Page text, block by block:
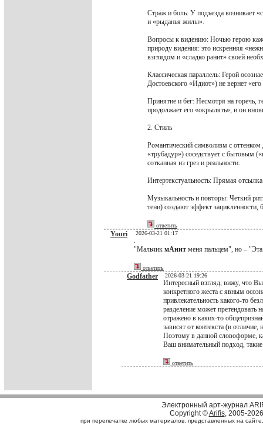
Страж и боль: У подъезда возникает
и «рыданья жилы».
Вопросы к видению: Ночью герою
природу видения: это искренняя
взглядом и «сладко ранит» своей
Классическая параллель: Герой
Достоевского «Идиот») не вернет
Принятие и бег: Несмотря на горечь,
продолжает его «окрылять», и он
2. Стиль
Романтический символизм с оттенком
«трубадур») соседствует с бытовым
сотканная из грез и реальности.
Интертекстуальность: Прямая
Музыкальность и повторы: Четкий
тени) создают эффект зацикленности,
ответить
Youri 2026-03-21 01:17
.
"Мальчик мАнит меня пальцем", но –
ответить
Godfather 2026-03-21 19:26
Интересный взгляд, вижу, что Вы
конкретного жеста с явным
привлекательность какого-то
разделение может претендовать
отражено в каких-то
зависят от контекста (в
Поэтому в данной словоформе,
Ваш внимательный подход,
ответить
Электронный арт-журнал
Copyright ©Arifis, 2005-2026
при перепечатке любых материалов, представленных на